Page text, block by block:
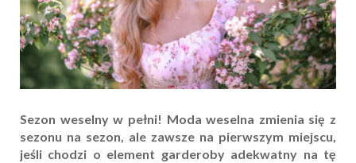
Sezon weselny w pełni! Moda weselna zmienia się z
sezonu na sezon, ale zawsze na pierwszym miejscu,
jeśli chodzi o element garderoby adekwatny na tę